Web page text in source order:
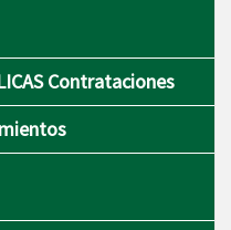
Contrataciones